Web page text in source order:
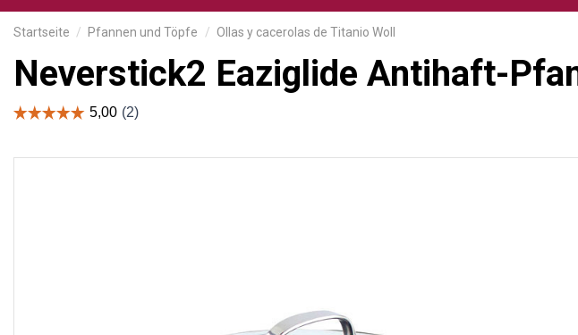
Startseite Pfannen und Töpfe Ollas y cacerolas de Titanio Woll
Neverstick2 Eaziglide Antihaft-